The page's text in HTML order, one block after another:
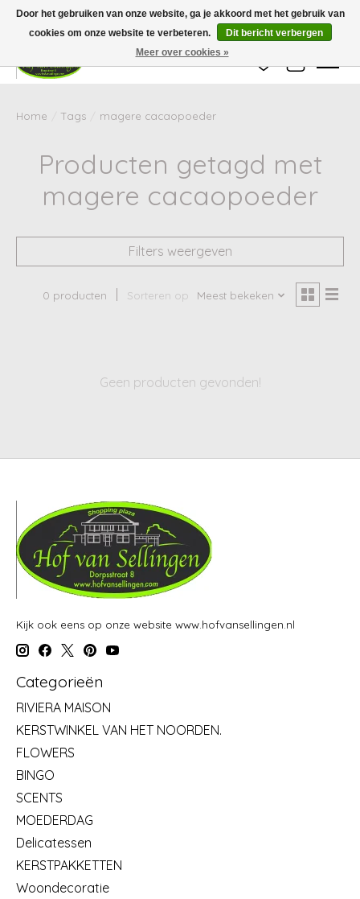
Wij zijn gesloten van 24 december tot en met 25 januari. Houd er rekening mee
dat de levertijd van uw bestelling in deze periode langer kan zijn dan
gebruikelijk.
Verlanglijst
Home Tags magere cacaopoeder
Producten getagd met
magere cacaopoeder
Filters weergeven
0 producten Sorteren op Meest bekeken
Geen producten gevonden!
Kijk ook eens op onze website www.hofvansellingen.nl
Categorieën
RIVIERA MAISON
KERSTWINKEL VAN HET NOORDEN.
FLOWERS
BINGO
SCENTS
MOEDERDAG
Delicatessen
KERSTPAKKETTEN
Woondecoratie
Door het gebruiken van onze website, ga je akkoord met het gebruik van
cookies om onze website te verbeteren.
Dit bericht verbergen
Meer over cookies »